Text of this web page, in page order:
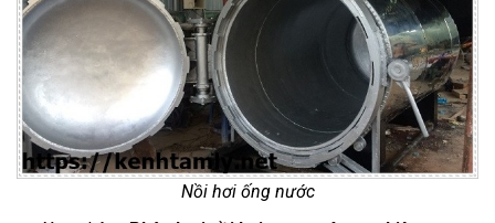
Nồi hơi ống nước